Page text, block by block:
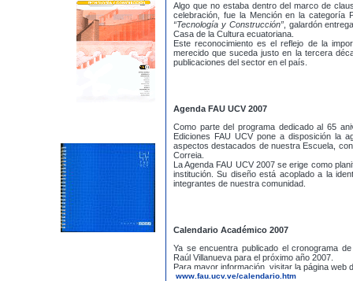
Algo que no estaba dentro del marco de
celebración, fue la Mención en la categoría
“Tecnología y Construcción”, galardón
Casa de la Cultura ecuatoriana.
Este reconocimiento es el reflejo de la
merecido que suceda justo en la tercera
publicaciones del sector en el país.
Agenda FAU UCV 2007
Como parte del programa dedicado al 65
Ediciones FAU UCV pone a disposición la
aspectos destacados de nuestra Escuela,
Correia.
La Agenda FAU UCV 2007 se erige como
institución. Su diseño está acoplado a la
integrantes de nuestra comunidad.
Calendario Académico 2007
Ya se encuentra publicado el cronograma
Raúl Villanueva para el próximo año 2007.
Para mayor información, visitar la página web
www.fau.ucv.ve/calendario.htm